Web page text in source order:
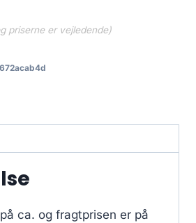
priserne er vejledende)
ca. og fragtprisen er på